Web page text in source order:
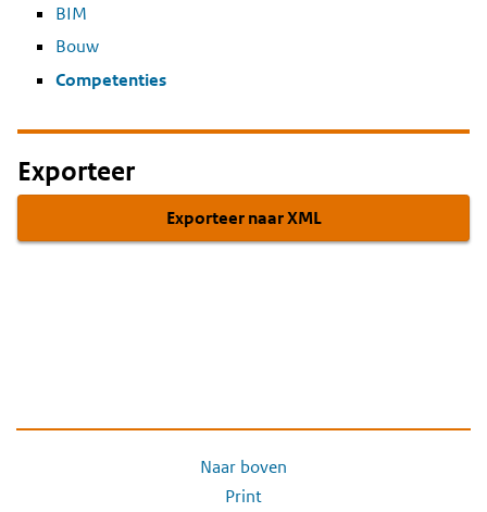
BIM
Bouw
Competenties
Exporteer
Exporteer naar XML
Naar boven
Print